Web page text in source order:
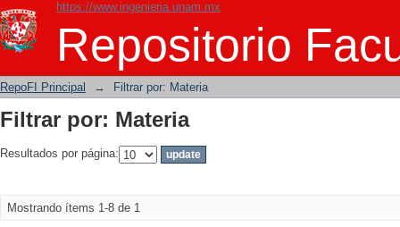
https://www.ingenieria.unam.mx
Repositorio
Filtrar por: Materia
RepoFI Principal → Filtrar por: Materia
Filtrar por: Materia
Resultados por página:
Mostrando ítems 1-8 de 1